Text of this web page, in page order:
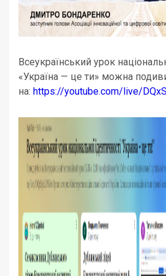
Всеукраїнський урок
«Україна — це ти» можна
на: https://youtube.com/live/